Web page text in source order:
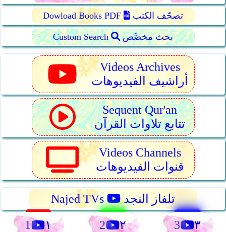
Dowload Books PDF تصحّف الكتب
Custom Search بحث مخصَّص
Videos Archives
أراشيف الفيديوهات
Sequent Qur'an
تتابع تلاوات القرآن
Videos Channels
قنوات الفيديوهات
Najed TVs
تلفاز النجد
1
١ 2 ٢ 3 ٣